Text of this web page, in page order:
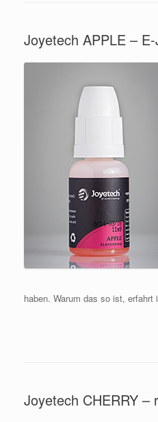
Joyetech APPLE –
haben. Warum das so ist, erfahrt
Joyetech CHERRY –